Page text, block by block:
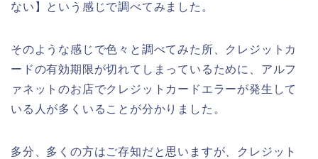
ない】という感じで調べてみました。
そのような感じで色々と調べてみた所、クレジットカ
ードの有効期限が切れてしまっているために、アルフ
ァネットのお店でクレジットカードエラーが発生して
いる人が多くいることが分かりました。
多分、多くの方はご存知だと思いますが、クレジット